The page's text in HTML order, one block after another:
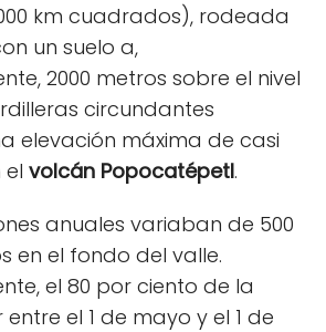
km cuadrados), rodeada
un suelo a,
2000 metros sobre el nivel
circundantes
elevación máxima de casi
el volcán Popocatépetl.
anuales variaban de 500
en el fondo del valle.
el 80 por ciento de la
el 1 de mayo y el 1 de